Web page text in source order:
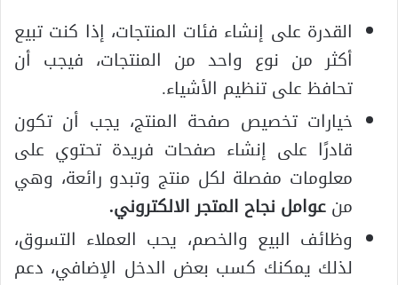
القدرة على إنشاء فئات المنتجات، إذا كنت تبيع
أكثر من نوع واحد من المنتجات، فيجب أن
تحافظ على تنظيم الأشياء.
خيارات تخصيص صفحة المنتج، يجب أن تكون
قادرًا على إنشاء صفحات فريدة تحتوي على
معلومات مفصلة لكل منتج وتبدو رائعة، وهي
منعوامل نجاح المتجر الالكتروني.
وظائف البيع والخصم، يحب العملاء التسوق،
لذلك يمكنك كسب بعض الدخل الإضافي، دعم